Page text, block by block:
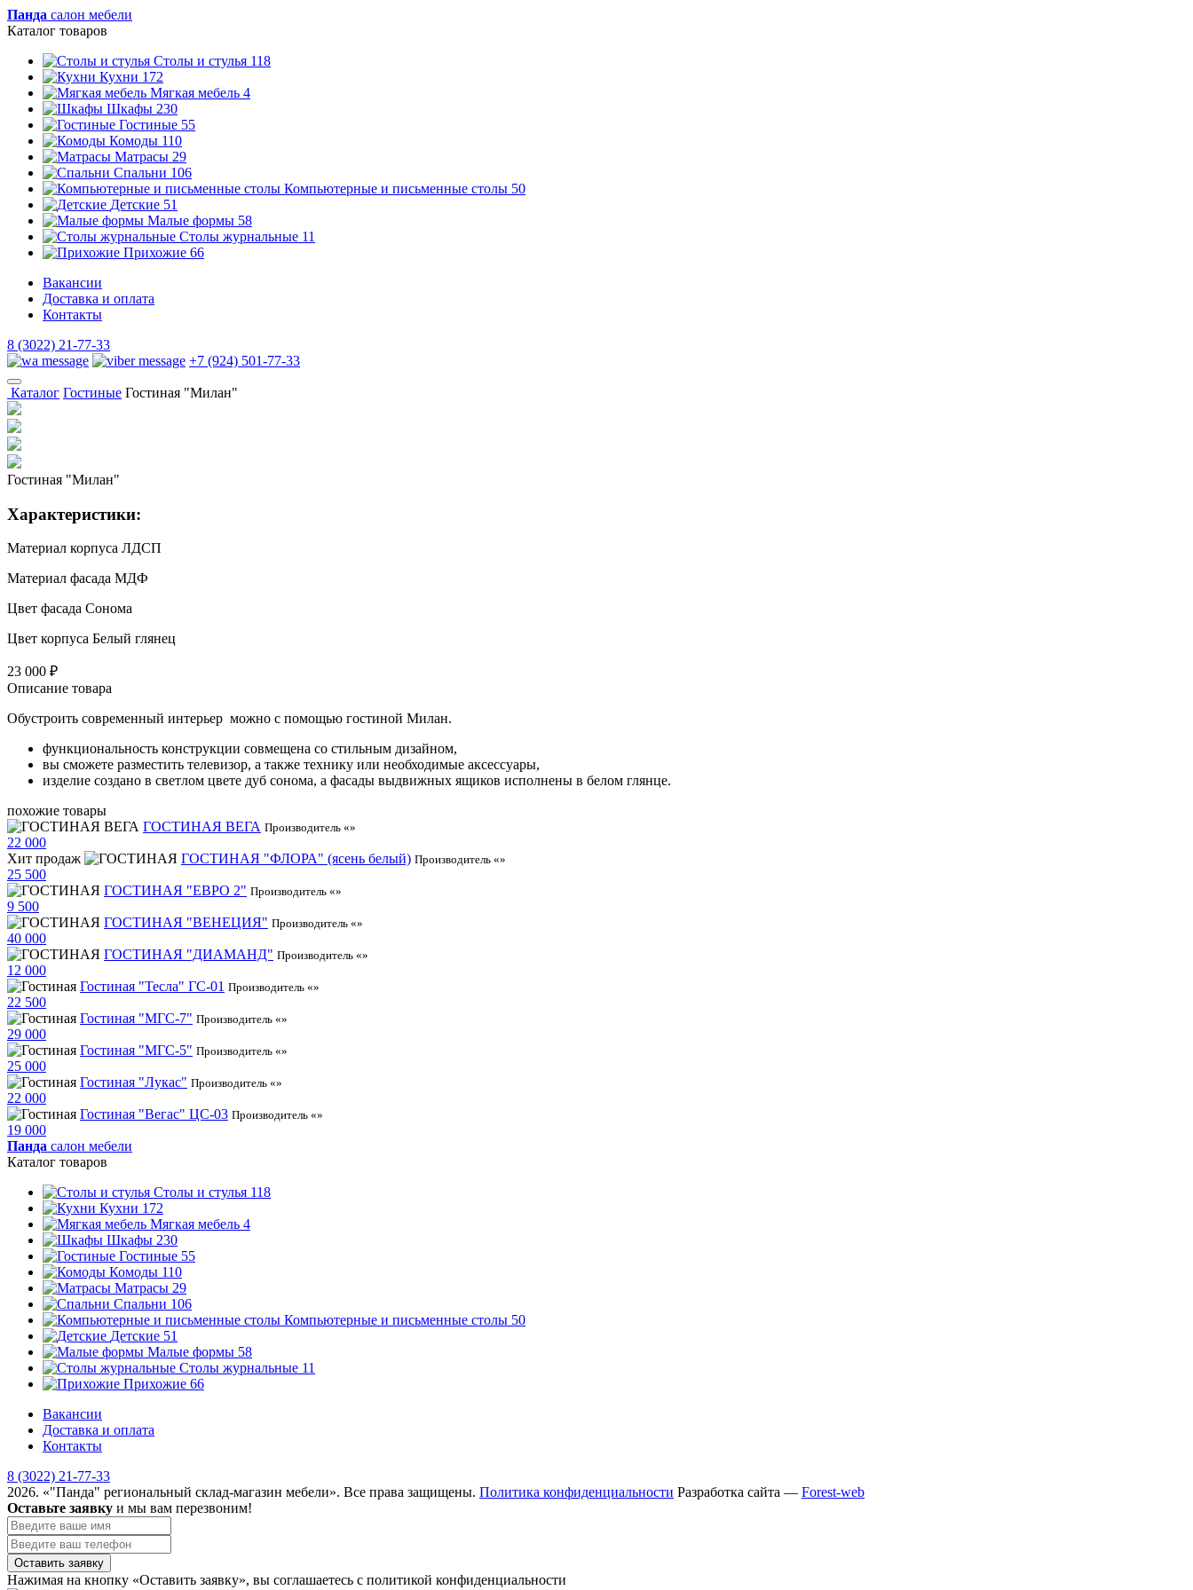
Панда салон мебели
Каталог товаров
Столы и стулья 118
Кухни 172
Мягкая мебель 4
Шкафы 230
Гостиные 55
Комоды 110
Матрасы 29
Спальни 106
Компьютерные и письменные столы 50
Детские 51
Малые формы 58
Столы журнальные 11
Прихожие 66
Вакансии
Доставка и оплата
Контакты
8 (3022) 21-77-33
+7 (924) 501-77-33
Каталог Гостиные Гостиная "Милан"
Гостиная "Милан"
Характеристики:
Материал корпуса ЛДСП
Материал фасада МДФ
Цвет фасада Сонома
Цвет корпуса Белый глянец
23 000 ₽
Описание товара
Обустроить современный интерьер можно с помощью гостиной Милан.
функциональность конструкции совмещена со стильным дизайном,
вы сможете разместить телевизор, а также технику или необходимые аксессуары,
изделие создано в светлом цвете дуб сонома, а фасады выдвижных ящиков исполнены в белом глянце.
похожие товары
ГОСТИНАЯ ВЕГА Производитель «»
22 000
Хит продаж
ГОСТИНАЯ "ФЛОРА" (ясень белый) Производитель «»
25 500
ГОСТИНАЯ "ЕВРО 2" Производитель «»
9 500
ГОСТИНАЯ "ВЕНЕЦИЯ" Производитель «»
40 000
ГОСТИНАЯ "ДИАМАНД" Производитель «»
12 000
Гостиная "Тесла" ГС-01 Производитель «»
22 500
Гостиная "МГС-7" Производитель «»
29 000
Гостиная "МГС-5" Производитель «»
25 000
Гостиная "Лукас" Производитель «»
22 000
Гостиная "Вегас" ЦС-03 Производитель «»
19 000
Панда салон мебели
Каталог товаров
Столы и стулья 118
Кухни 172
Мягкая мебель 4
Шкафы 230
Гостиные 55
Комоды 110
Матрасы 29
Спальни 106
Компьютерные и письменные столы 50
Детские 51
Малые формы 58
Столы журнальные 11
Прихожие 66
Вакансии
Доставка и оплата
Контакты
8 (3022) 21-77-33
2026. «"Панда" региональный склад-магазин мебели». Все права защищены. Политика конфиденциальности Разработка сайта — Forest-web
Оставьте заявку и мы вам перезвоним!
Оставить заявку
Нажимая на кнопку «Оставить заявку», вы соглашаетесь с политикой конфиденциальности